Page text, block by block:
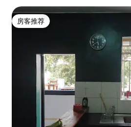
房客推荐
房客推荐